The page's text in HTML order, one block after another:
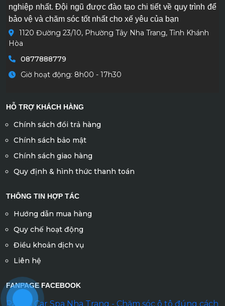
nghiệp nhất. Đội ngũ được đào tạo chi tiết về quy trình để
bảo vệ và chăm sóc tốt nhất cho xế yêu của bạn
1120 Đường 23/10, Phường Tây Nha Trang, Tỉnh Khánh
Hòa
0877888779
Giờ hoạt động: 8h00 - 17h30
HỖ TRỢ KHÁCH HÀNG
Chính sách đổi trả hàng
Chính sách bảo mật
Chính sách giao hàng
Quy định & hình thức thanh toán
THÔNG TIN HỢP TÁC
Hướng dẫn mua hàng
Quy chế hoạt động
Điều khoản dịch vụ
Liên hệ
FANPAGE FACEBOOK
Panda Car Spa Nha Trang - Chăm sóc ô tô đúng cách